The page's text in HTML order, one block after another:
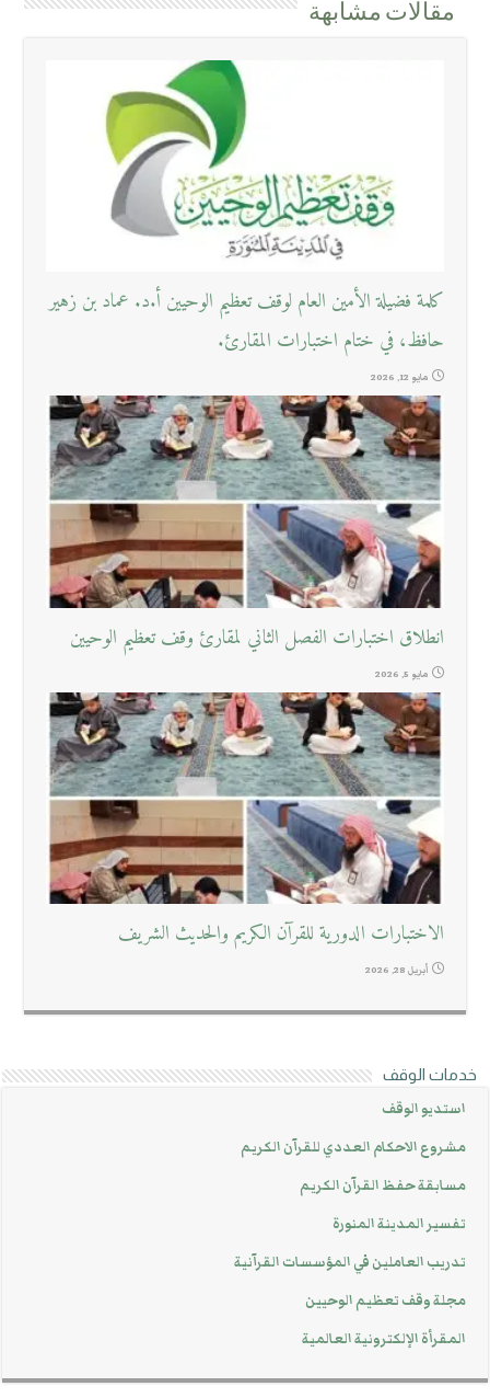
مقالات مشابهة
كلمة فضيلة الأمين العام لوقف تعظيم الوحيين أ.د. عماد بن زهير
حافظ، في ختام اختبارات المقارئ.
مايو 12, 2026
انطلاق اختبارات الفصل الثاني لمقارئ وقف تعظيم الوحيين
مايو 5, 2026
الاختبارات الدورية للقرآن الكريم والحديث الشريف
أبريل 28, 2026
خدمات الوقف
استديو الوقف
مشروع الاحكام العددي للقرآن الكريم
مسابقة حفظ القرآن الكريم
تفسير المدينة المنورة
تدريب العاملين في المؤسسات القرآنية
مجلة وقف تعظيم الوحيين
المقرأة الإلكترونية العالمية